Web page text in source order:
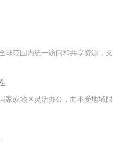
球范围内统一访问和共享资源，支
家或地区灵活办公，而不受地域限